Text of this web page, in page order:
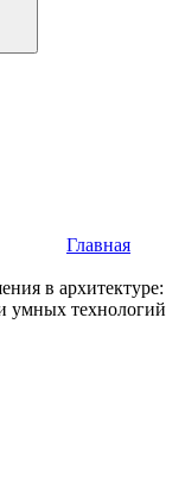
Главная
в архитектуре:
умных технологий